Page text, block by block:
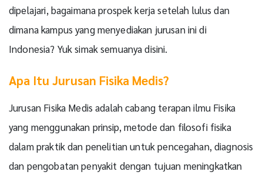
dipelajari, bagaimana prospek kerja setelah lulus dan
dimana kampus yang menyediakan jurusan ini di
Indonesia? Yuk simak semuanya disini.
Apa Itu Jurusan Fisika Medis?
Jurusan Fisika Medis adalah cabang terapan ilmu Fisika
yang menggunakan prinsip, metode dan filosofi fisika
dalam praktik dan penelitian untuk pencegahan, diagnosis
dan pengobatan penyakit dengan tujuan meningkatkan